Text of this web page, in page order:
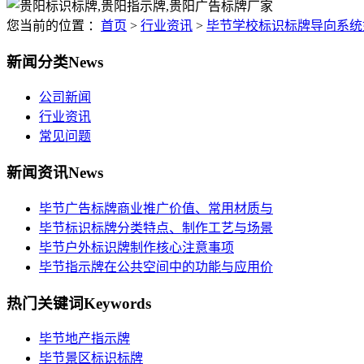
您当前的位置 ： 首页 > 行业资讯 > 毕节学校标识标牌导向系
新闻分类News
公司新闻
行业资讯
常见问题
新闻资讯News
毕节广告标牌商业推广价值、常用材质与
毕节标识标牌分类特点、制作工艺与场景
毕节户外标识牌制作核心注意事项
毕节指示牌在公共空间中的功能与应用价
热门关键词Keywords
毕节地产指示牌
毕节景区标识标牌